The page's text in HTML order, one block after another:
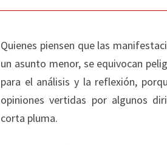
Quienes piensen que las
un asunto menor, se equivocan
para el análisis y la reflexión,
opiniones vertidas por algunos
corta pluma.